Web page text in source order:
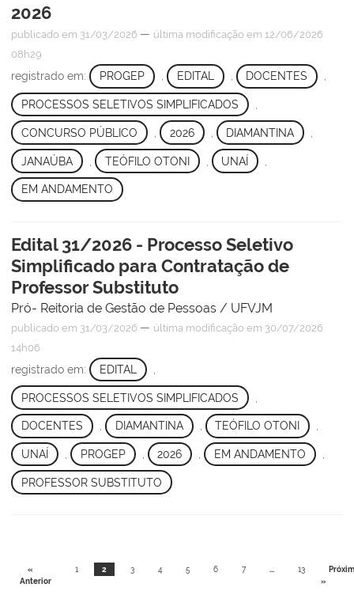
2026
publicado em 31/03/2026 — última modificação em 12/06/2026
08h29
registrado em: PROGEP , EDITAL , DOCENTES ,
PROCESSOS SELETIVOS SIMPLIFICADOS
CONCURSO PÚBLICO 2026 DIAMANTINA
JANAÚBA TEÓFILO OTONI UNAÍ
EM ANDAMENTO
Edital 31/2026 - Processo Seletivo
Simplificado para Contratação de
Professor Substituto
Pró- Reitoria de Gestão de Pessoas / UFVJM
publicado em 31/03/2026 — última modificação em 30/07/2026
14h06
registrado em: EDITAL
PROCESSOS SELETIVOS SIMPLIFICADOS
DOCENTES , DIAMANTINA , TEÓFILO OTONI ,
UNAÍ PROGEP 2026 , EM ANDAMENTO
PROFESSOR SUBSTITUTO
«
Anterior
1 2 3 4 5 6 7 ... 13
»